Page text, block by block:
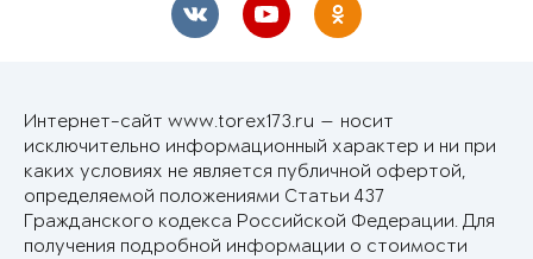
Интернет-сайт www.torex173.ru — носит
исключительно информационный характер и ни при
каких условиях не является публичной офертой,
определяемой положениями Статьи 437
Гражданского кодекса Российской Федерации. Для
получения подробной информации о стоимости